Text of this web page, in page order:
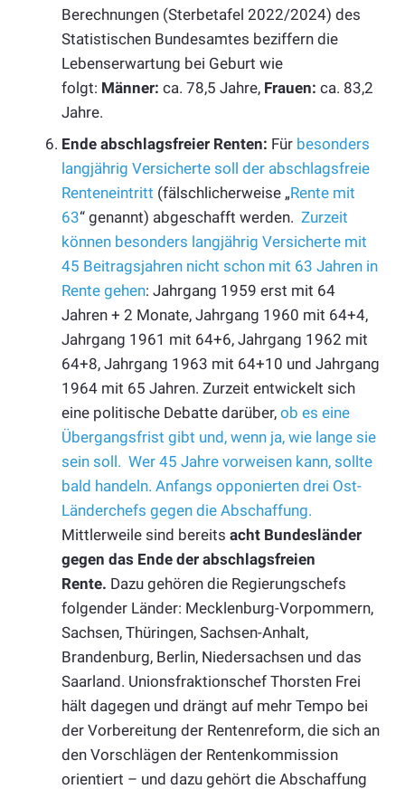
Berechnungen (Sterbetafel 2022/2024) des
Statistischen Bundesamtes beziffern die
Lebenserwartung bei Geburt wie
folgt: Männer: ca. 78,5 Jahre, Frauen: ca. 83,2
Jahre.
Ende abschlagsfreier Renten: Für besonders
langjährig Versicherte soll der abschlagsfreie
Renteneintritt (fälschlicherweise „Rente mit
63“ genannt) abgeschafft werden. Zurzeit
können besonders langjährig Versicherte mit
45 Beitragsjahren nicht schon mit 63 Jahren in
Rente gehen: Jahrgang 1959 erst mit 64
Jahren + 2 Monate, Jahrgang 1960 mit 64+4,
Jahrgang 1961 mit 64+6, Jahrgang 1962 mit
64+8, Jahrgang 1963 mit 64+10 und Jahrgang
1964 mit 65 Jahren. Zurzeit entwickelt sich
eine politische Debatte darüber, ob es eine
Übergangsfrist gibt und, wenn ja, wie lange sie
sein soll. Wer 45 Jahre vorweisen kann, sollte
bald handeln. Anfangs opponierten drei Ost-
Länderchefs gegen die Abschaffung.
Mittlerweile sind bereits acht Bundesländer
gegen das Ende der abschlagsfreien
Rente. Dazu gehören die Regierungschefs
folgender Länder: Mecklenburg-Vorpommern,
Sachsen, Thüringen, Sachsen-Anhalt,
Brandenburg, Berlin, Niedersachsen und das
Saarland. Unionsfraktionschef Thorsten Frei
hält dagegen und drängt auf mehr Tempo bei
der Vorbereitung der Rentenreform, die sich an
den Vorschlägen der Rentenkommission
orientiert – und dazu gehört die Abschaffung